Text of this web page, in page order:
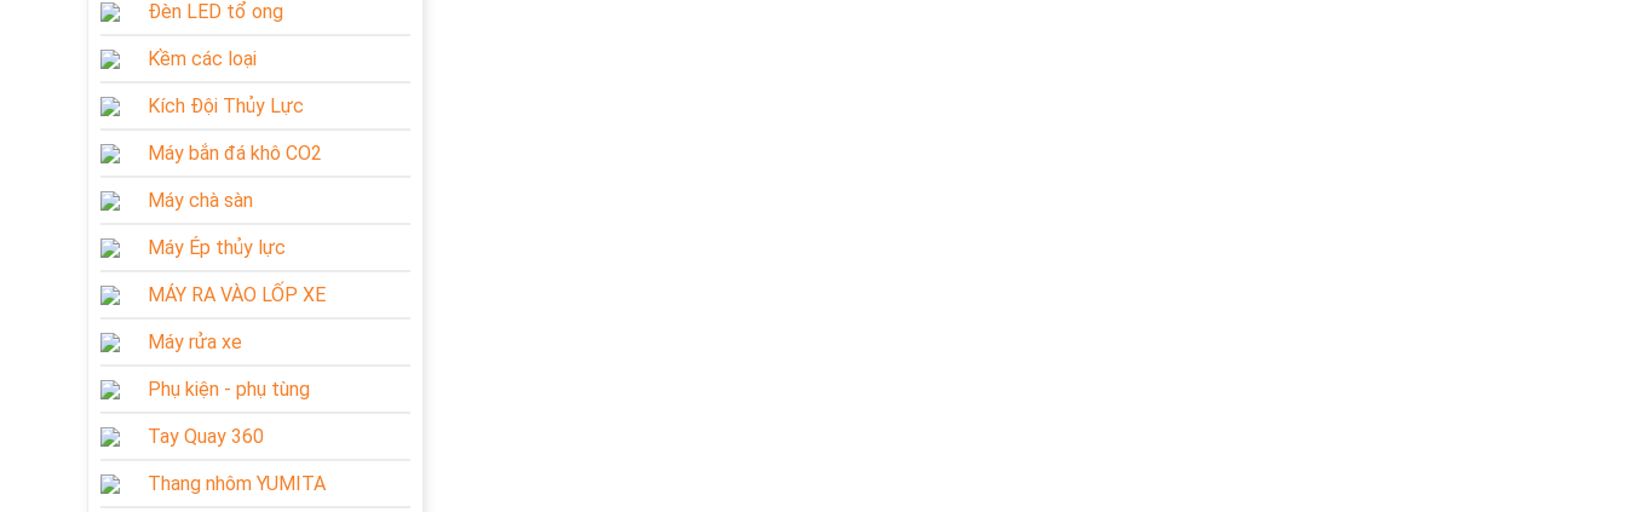
Đèn LED tổ ong
Kềm các loại
Kích Đội Thủy Lực
Máy bắn đá khô CO2
Máy chà sàn
Máy Ép thủy lực
MÁY RA VÀO LỐP XE
Máy rửa xe
Phụ kiện - phụ tùng
Tay Quay 360
Thang nhôm YUMITA